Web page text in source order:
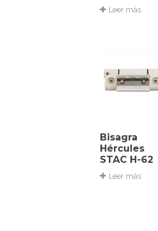
Leer más
Bisagra
Hércules
STAC H-62
Leer más